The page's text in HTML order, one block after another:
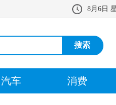
8月6日
汽车 消费